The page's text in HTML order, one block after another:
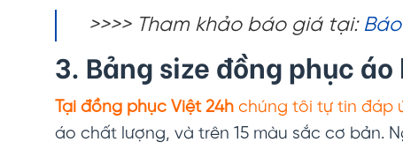
>>>> Tham khảo báo giá tại:
3. Bảng size đồng phục
Tại đồng phục Việt 24h chúng tôi tự tin đáp
áo chất lượng, và trên 15 màu sắc cơ bản.